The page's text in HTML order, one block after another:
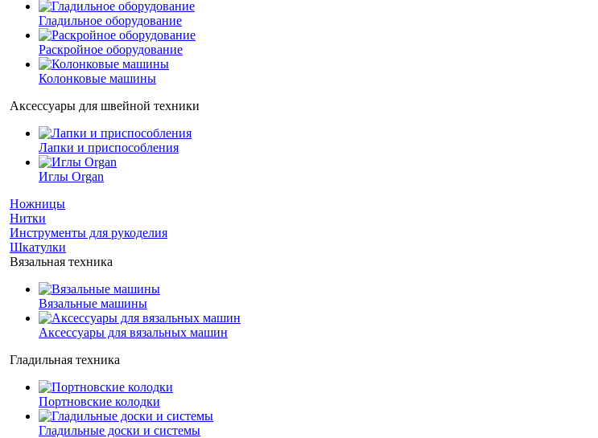
Гладильное оборудование
Раскройное оборудование
Колонковые машины
Аксессуары для швейной техники
Лапки и приспособления
Иглы Organ
Ножницы
Нитки
Инструменты для рукоделия
Шкатулки
Вязальная техника
Вязальные машины
Аксессуары для вязальных машин
Гладильная техника
Портновские колодки
Гладильные доски и системы